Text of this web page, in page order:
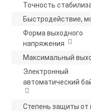
Точность
Быстродействие,
Форма выходного
напряжения
Максимальный
Электронный
автоматический
Степень защиты от